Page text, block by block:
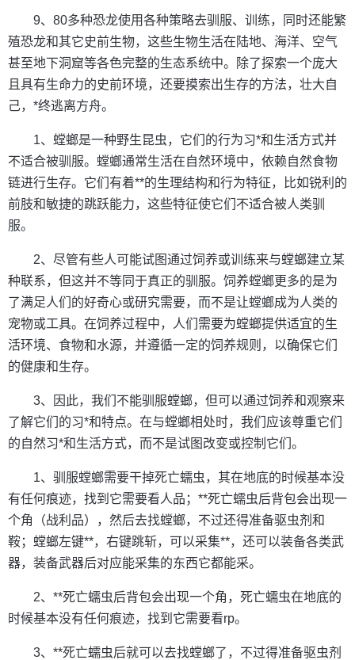
9、80多种恐龙使用各种策略去驯服、训练，同时还能繁
殖恐龙和其它史前生物，这些生物生活在陆地、海洋、空气
甚至地下洞窟等各色完整的生态系统中。除了探索一个庞大
且具有生命力的史前环境，还要摸索出生存的方法，壮大自
己，*终逃离方舟。
1、螳螂是一种野生昆虫，它们的行为习*和生活方式并
不适合被驯服。螳螂通常生活在自然环境中，依赖自然食物
链进行生存。它们有着**的生理结构和行为特征，比如锐利的
前肢和敏捷的跳跃能力，这些特征使它们不适合被人类驯
服。
2、尽管有些人可能试图通过饲养或训练来与螳螂建立某
种联系，但这并不等同于真正的驯服。饲养螳螂更多的是为
了满足人们的好奇心或研究需要，而不是让螳螂成为人类的
宠物或工具。在饲养过程中，人们需要为螳螂提供适宜的生
活环境、食物和水源，并遵循一定的饲养规则，以确保它们
的健康和生存。
3、因此，我们不能驯服螳螂，但可以通过饲养和观察来
了解它们的习*和特点。在与螳螂相处时，我们应该尊重它们
的自然习*和生活方式，而不是试图改变或控制它们。
1、驯服螳螂需要干掉死亡蠕虫，其在地底的时候基本没
有任何痕迹，找到它需要看人品；**死亡蠕虫后背包会出现一
个角（战利品），然后去找螳螂，不过还得准备驱虫剂和
鞍；螳螂左键**，右键跳斩，可以采集**，还可以装备各类武
器，装备武器后对应能采集的东西它都能采。
2、**死亡蠕虫后背包会出现一个角，死亡蠕虫在地底的
时候基本没有任何痕迹，找到它需要看rp。
3、**死亡蠕虫后就可以去找螳螂了，不过得准备驱虫剂